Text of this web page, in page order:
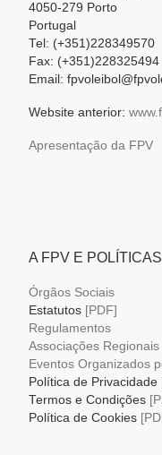
4050-279 Porto
Portugal
Tel: (+351)228349570
Fax: (+351)228325494
Email:
Website anterior:
Apresentação da FPV
A FPV E
Órgãos Sociais
Estatutos [PDF]
Regulamentos
Associações Regionais
Eventos Organizados
Política de Privacidade
Termos e Condições
Política de Cookies